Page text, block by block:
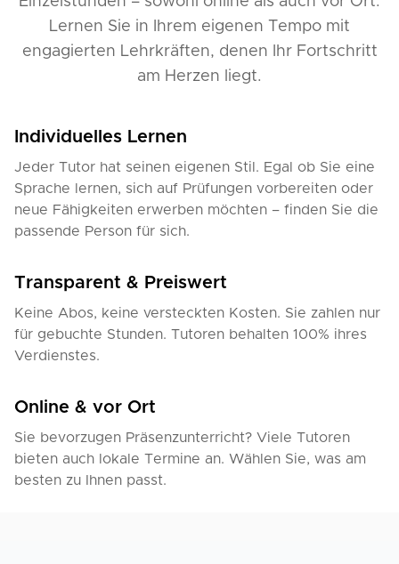
Lernen Sie in Ihrem eigenen Tempo mit
engagierten Lehrkräften, denen Ihr Fortschritt
am Herzen liegt.
Individuelles Lernen
Jeder Tutor hat seinen eigenen Stil. Egal ob Sie eine
Sprache lernen, sich auf Prüfungen vorbereiten oder
neue Fähigkeiten erwerben möchten – finden Sie die
passende Person für sich.
Transparent & Preiswert
Keine Abos, keine versteckten Kosten. Sie zahlen nur
für gebuchte Stunden. Tutoren behalten 100% ihres
Verdienstes.
Online & vor Ort
Sie bevorzugen Präsenzunterricht? Viele Tutoren
bieten auch lokale Termine an. Wählen Sie, was am
besten zu Ihnen passt.